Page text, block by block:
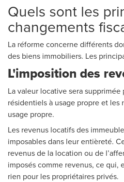
Quels sont les
changements
La réforme concerne différents
des biens immobiliers. Les
L'imposition des
La valeur locative sera supprimée
résidentiels à usage propre et les
usage propre.
Les revenus locatifs des
imposables dans leur entièreté.
revenus de la location ou de
imposés comme revenus, ce qui,
rien pour les propriétaires privés.